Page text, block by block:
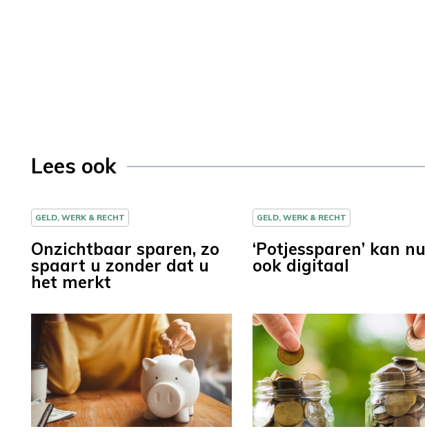
Lees ook
GELD, WERK & RECHT
Onzichtbaar sparen, zo
spaart u zonder dat u
het merkt
GELD, WERK & RECHT
‘Potjessparen’ kan nu
ook digitaal